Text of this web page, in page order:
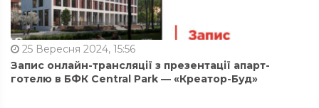
25 Вересня 2024, 15:56
Запис онлайн-трансляції з презентації апарт-
готелю в БФК Central Park — «Креатор-Буд»